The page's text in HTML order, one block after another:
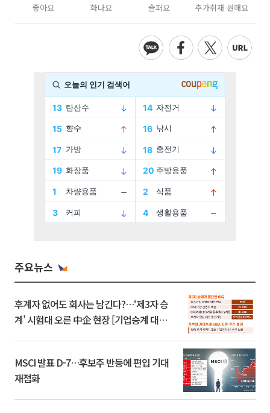
좋아요 화나요 슬퍼요 추가취재 원해요
주요뉴스
후계자 없어도 회사는 남긴다?…‘제3자 승
계’ 시험대 오른 中企 현장 [기업승계 대전
MSCI 발표 D-7…후보주 반등에 편입 기대
재점화